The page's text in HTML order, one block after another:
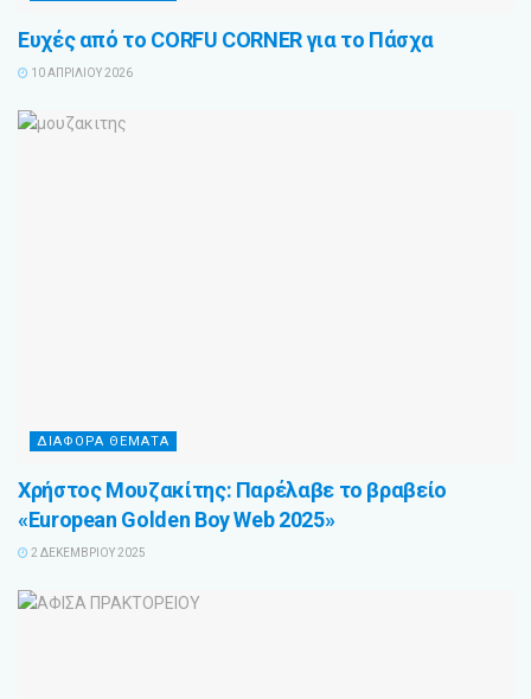
Ευχές από το CORFU CORNER για το Πάσχα
10 ΑΠΡΙΛΊΟΥ 2026
ΔΙΑΦΟΡΑ ΘΕΜΑΤΑ
Χρήστος Μουζακίτης: Παρέλαβε το βραβείο
«European Golden Boy Web 2025»
2 ΔΕΚΕΜΒΡΊΟΥ 2025